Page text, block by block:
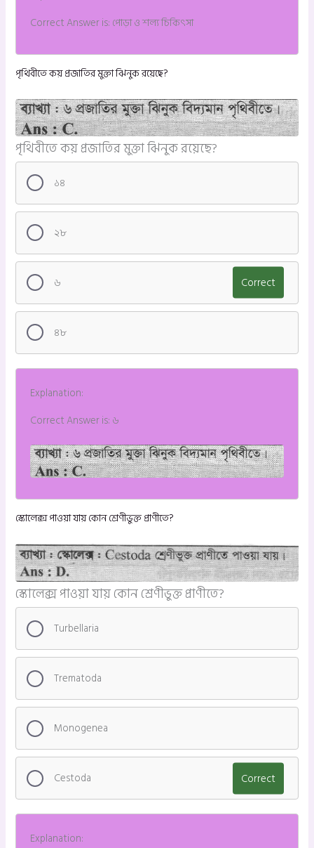
Correct Answer is: পোড়া ও শল্য চিকিৎসা
পৃথিবীতে কয় প্রজাতির মুক্তা ঝিনুক রয়েছে?
পৃথিবীতে কয় প্রজাতির মুক্তা ঝিনুক রয়েছে?
১৪
২৮
৬ Correct
৪৮
Explanation:
Correct Answer is: ৬
স্কোলেক্স পাওয়া যায় কোন শ্রেণীভুক্ত প্রাণীতে?
স্কোলেক্স পাওয়া যায় কোন শ্রেণীভুক্ত প্রাণীতে?
Turbellaria
Trematoda
Monogenea
Cestoda Correct
Explanation: